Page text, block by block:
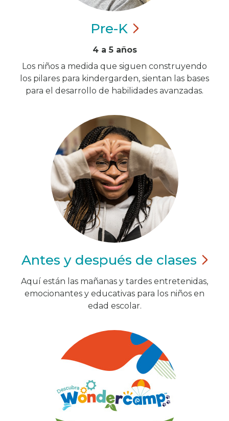
Pre-K
4 a 5 años
Los niños a medida que siguen construyendo
los pilares para kindergarden, sientan las bases
para el desarrollo de habilidades avanzadas.
Antes y después de clases
Aquí están las mañanas y tardes entretenidas,
emocionantes y educativas para los niños en
edad escolar.